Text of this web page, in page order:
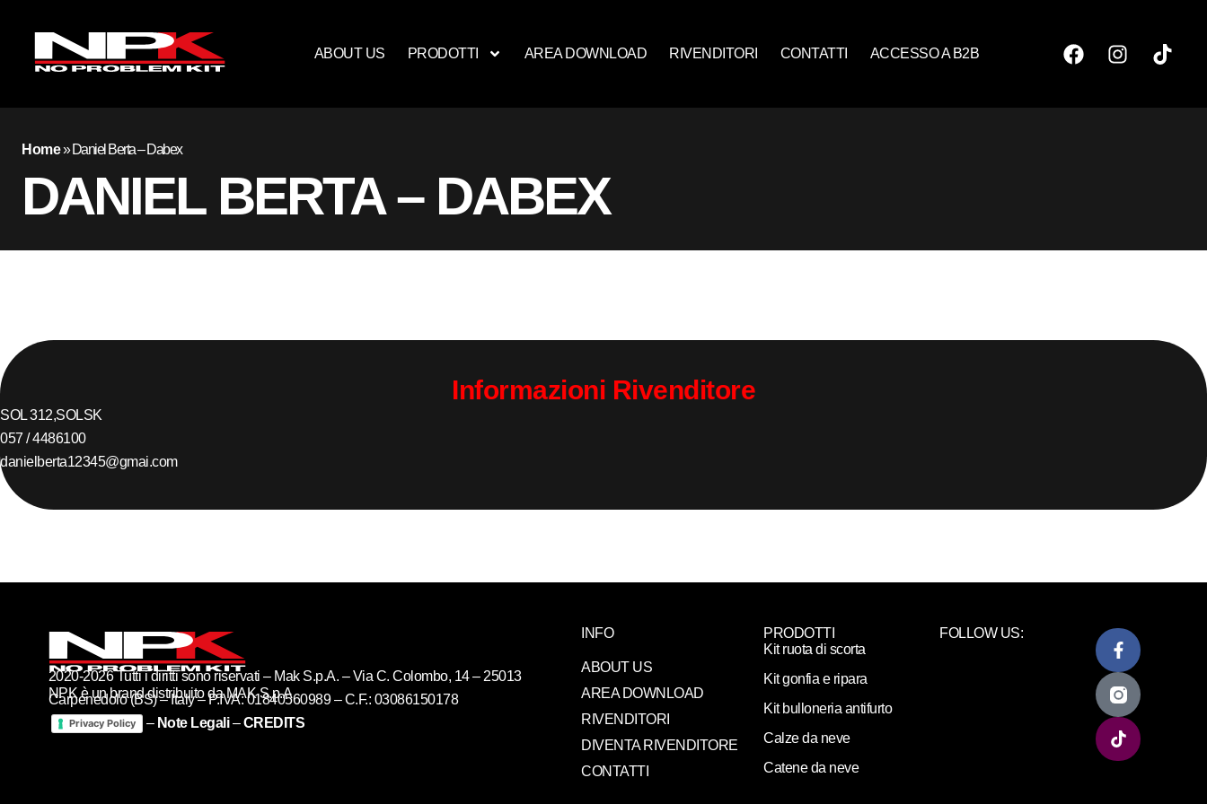
ABOUT US PRODOTTI AREA DOWNLOAD RIVENDITORI CONTATTI ACCESSO A B2B
Home»Daniel Berta – Dabex
DANIEL BERTA – DABEX
Informazioni Rivenditore
SOL 312,SOLSK
057 / 4486100
danielberta12345@gmai.com
NPK è un brand distribuito da MAK S.p.A
2020-2026 Tutti i diritti sono riservati – Mak S.p.A. – Via C. Colombo, 14 – 25013
Carpenedolo (BS) – Italy – P.IVA: 01840560989 – C.F.: 03086150178
Privacy Policy – Note Legali–CREDITS
INFO
ABOUT US
AREA DOWNLOAD
RIVENDITORI
DIVENTA RIVENDITORE
CONTATTI
PRODOTTI
Kit ruota di scorta
Kit gonfia e ripara
Kit bulloneria antifurto
Calze da neve
Catene da neve
FOLLOW US: